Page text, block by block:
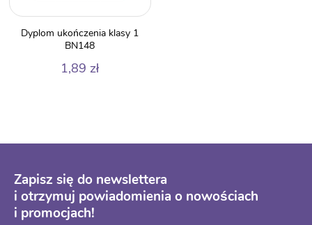
Dyplom ukończenia klasy 1
BN148
1,89 zł
Zapisz się do newslettera
i otrzymuj powiadomienia o nowościach
i promocjach!